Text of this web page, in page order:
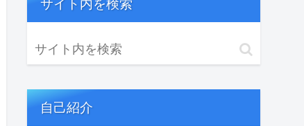
サイト内を検索
自己紹介